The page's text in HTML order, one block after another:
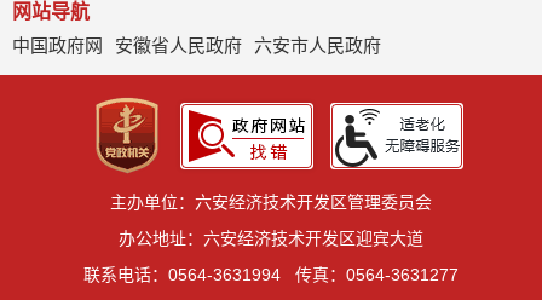
网站导航
中国政府网
安徽省人民政府 六安市人民政府
主办单位：六安经济技术开发区管理委员会
办公地址：六安经济技术开发区迎宾大道
联系电话：0564-3631994
传真：0564-3631277